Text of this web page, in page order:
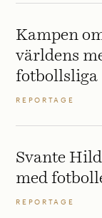
Kampen
världens
fotbollsliga
REPORTAGE
Svante
med
REPORTAGE